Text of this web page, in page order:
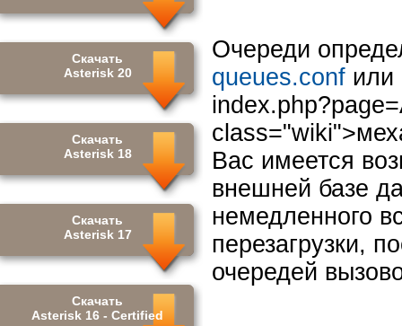
Скачать
Asterisk 20
Скачать
Asterisk 18
Скачать
Asterisk 17
Скачать
Asterisk 16 - Certified
Очереди
queues.conf
Вас имеется
внешней базе
немедленного
перезагрузки,
очередей